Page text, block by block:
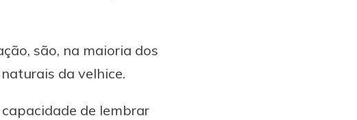
são, na maioria dos
da velhice.
de lembrar